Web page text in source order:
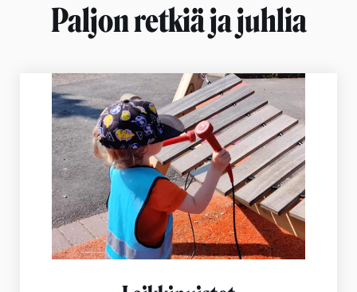
Paljon retkiä ja juhlia